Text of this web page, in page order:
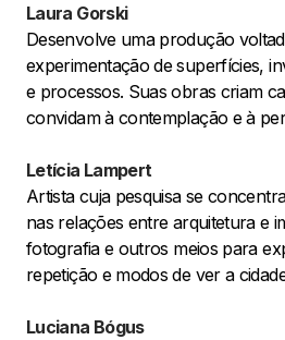
Laura Gorski
Desenvolve uma produção
experimentação de superfícies,
e processos. Suas obras criam
convidam à contemplação e à
Letícia Lampert
Artista cuja pesquisa se
nas relações entre arquitetura e
fotografia e outros meios para
repetição e modos de ver a
Luciana Bógus